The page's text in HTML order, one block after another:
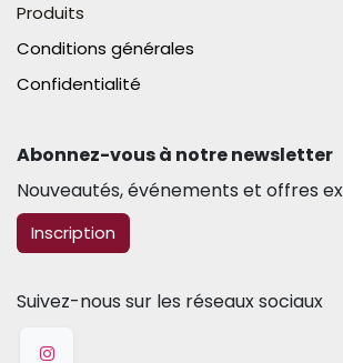
Produits
Conditions générales
Confidentialité
Abonnez-vous à notre newsletter​
Nouveautés, événements et offres
​​​​Inscription
Suivez-nous sur les réseaux sociaux